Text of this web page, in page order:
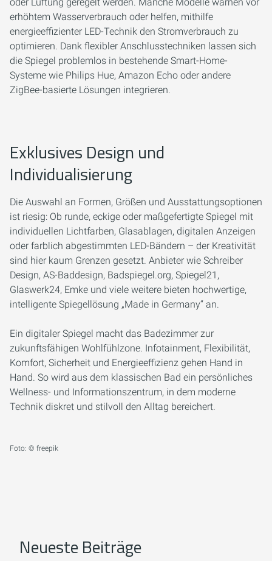
oder Lüftung geregelt werden. Manche Modelle warnen vor
erhöhtem Wasserverbrauch oder helfen, mithilfe
energieeffizienter LED-Technik den Stromverbrauch zu
optimieren. Dank flexibler Anschlusstechniken lassen sich
die Spiegel problemlos in bestehende Smart-Home-
Systeme wie Philips Hue, Amazon Echo oder andere
ZigBee-basierte Lösungen integrieren.
Exklusives Design und
Individualisierung
Die Auswahl an Formen, Größen und Ausstattungsoptionen
ist riesig: Ob runde, eckige oder maßgefertigte Spiegel mit
individuellen Lichtfarben, Glasablagen, digitalen Anzeigen
oder farblich abgestimmten LED-Bändern – der Kreativität
sind hier kaum Grenzen gesetzt. Anbieter wie Schreiber
Design, AS-Baddesign, Badspiegel.org, Spiegel21,
Glaswerk24, Emke und viele weitere bieten hochwertige,
intelligente Spiegellösung „Made in Germany“ an.
Ein digitaler Spiegel macht das Badezimmer zur
zukunftsfähigen Wohlfühlzone. Infotainment, Flexibilität,
Komfort, Sicherheit und Energieeffizienz gehen Hand in
Hand. So wird aus dem klassischen Bad ein persönliches
Wellness- und Informationszentrum, in dem moderne
Technik diskret und stilvoll den Alltag bereichert.
Foto: © freepik
Neueste Beiträge